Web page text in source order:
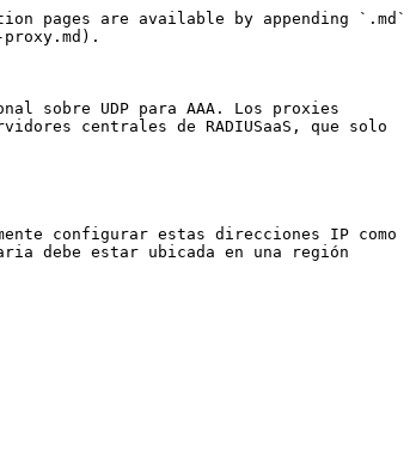
pages are available by appending `.md`
sobre UDP para AAA. Los proxies
centrales de RADIUSaaS, que solo
configurar estas direcciones IP como
debe estar ubicada en una región